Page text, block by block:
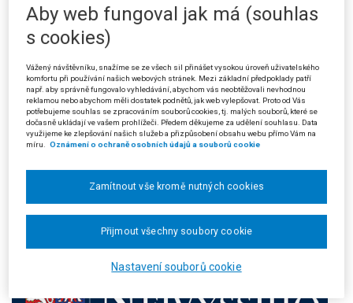
Číslo:2/2004
Rok: 2004
Aby web fungoval jak má (souhlas
s cookies)
Vážený návštěvníku, snažíme se ze všech sil přinášet vysokou úroveň uživatelského
komfortu při používání našich webových stránek. Mezi základní předpoklady patří
např. aby správně fungovalo vyhledávání, abychom vás neobtěžovali nevhodnou
reklamou nebo abychom měli dostatek podnětů, jak web vylepšovat. Proto od Vás
potřebujeme souhlas se zpracováním souborů cookies, tj. malých souborů, které se
dočasně ukládají ve vašem prohlížeči. Předem děkujeme za udělení souhlasu. Data
využijeme ke zlepšování našich služeb a přizpůsobení obsahu webu přímo Vám na
míru.
Oznámení o ochraně osobních údajů a souborů cookie
Nastavení souborů cookie
Zamítnout vše kromě nutných cookies
Přijmout všechny soubory cookie